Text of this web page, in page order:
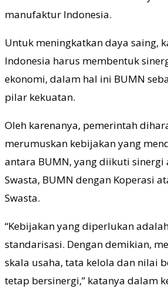
manufaktur Indonesia.
Untuk meningkatkan daya saing,
Indonesia harus membentuk
ekonomi, dalam hal ini BUMN
pilar kekuatan.
Oleh karenanya, pemerintah
merumuskan kebijakan yang
antara BUMN, yang diikuti sinergi
Swasta, BUMN dengan Koperasi
Swasta.
“Kebijakan yang diperlukan
standarisasi. Dengan demikian,
skala usaha, tata kelola dan nilai
tetap bersinergi,” katanya dalam